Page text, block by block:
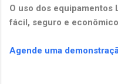
O uso dos equipamentos
fácil, seguro e
Agende uma